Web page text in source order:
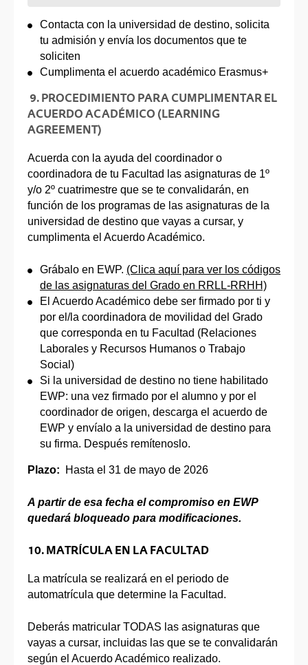
Contacta con la universidad de destino, solicita
tu admisión y envía los documentos que te
soliciten
Cumplimenta el acuerdo académico Erasmus+
9. PROCEDIMIENTO PARA CUMPLIMENTAR EL
ACUERDO ACADÉMICO (LEARNING
AGREEMENT)
Acuerda con la ayuda del coordinador o
coordinadora de tu Facultad las asignaturas de 1º
y/o 2º cuatrimestre que se te convalidarán, en
función de los programas de las asignaturas de la
universidad de destino que vayas a cursar, y
cumplimenta el Acuerdo Académico.
Grábalo en EWP. (Clica aquí para ver los códigos
de las asignaturas del Grado en RRLL-RRHH)
El Acuerdo Académico debe ser firmado por ti y
por el/la coordinadora de movilidad del Grado
que corresponda en tu Facultad (Relaciones
Laborales y Recursos Humanos o Trabajo
Social)
Si la universidad de destino no tiene habilitado
EWP: una vez firmado por el alumno y por el
coordinador de origen, descarga el acuerdo de
EWP y envíalo a la universidad de destino para
su firma. Después remítenoslo.
Plazo: Hasta el 31 de mayo de 2026
A partir de esa fecha el compromiso en EWP
quedará bloqueado para modificaciones.
10. MATRÍCULA EN LA FACULTAD
La matrícula se realizará en el periodo de
automatrícula que determine la Facultad.
Deberás matricular TODAS las asignaturas que
vayas a cursar, incluidas las que se te convalidarán
según el Acuerdo Académico realizado.